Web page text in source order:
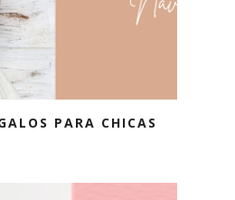
PARA CHICAS